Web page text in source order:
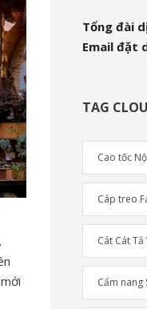
Tổng đài
Email đặt
TAG
Cao tốc
Cáp treo
Cát Cát Tả
Cẩm nang